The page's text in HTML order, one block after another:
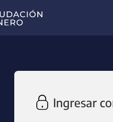
Ingresar